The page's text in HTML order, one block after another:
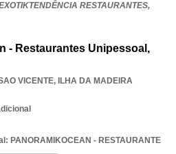
RESTAURANTES,
- Restaurantes Unipessoal,
VICENTE, ILHA DA MADEIRA
PANORAMIKOCEAN - RESTAURANTE